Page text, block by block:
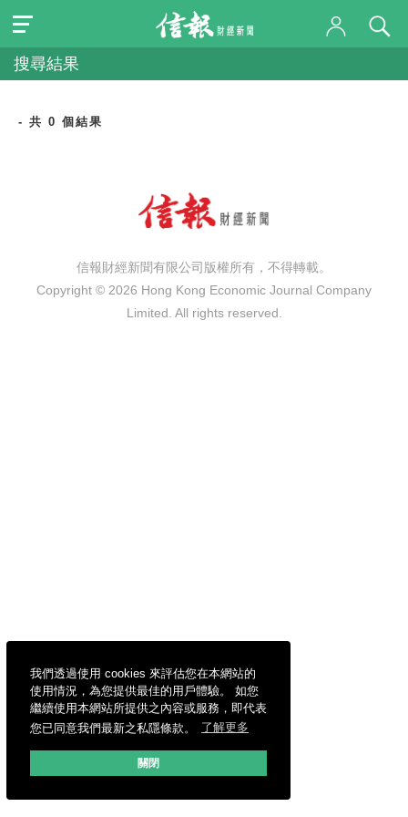
我們透過使用 cookies 來評估您在本網站的
使用情況，為您提供最佳的用戶體驗。 如您
繼續使用本網站所提供之內容或服務，即代表
您已同意我們最新之私隱條款。
了解更多
關閉
搜尋結果
- 共 0 個結果
信報財經新聞有限公司版權所有，不得轉載。
Copyright © 2026 Hong Kong Economic Journal Company
Limited. All rights reserved.